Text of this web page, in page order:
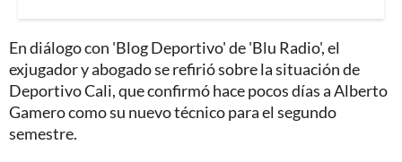
En diálogo con 'Blog Deportivo' de 'Blu Radio', el
exjugador y abogado se refirió sobre la situación de
Deportivo Cali, que confirmó hace pocos días a Alberto
Gamero como su nuevo técnico para el segundo
semestre.